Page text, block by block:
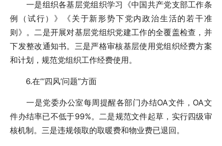
一是组织各基层党组织学习《中国共产党支部工作条
例（试行）》《关于新形势下党内政治生活的若干准
则》。二是开展对基层党组织党建工作的全覆盖检查，并
下发整改通知书。三是严格审核基层使用党组织经费方案
和计划，规范党组织工作经费使用。
6.在“‘四风’问题”方面
一是党委办公室每周提醒各部门办结OA文件，OA文
件办结率已不低于99%。二是规范文件起草，实行四级审
核机制。三是违规领取的取暖费和物业费已退回。